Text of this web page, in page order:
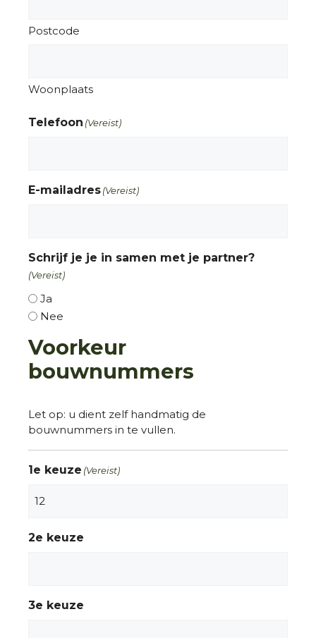
Postcode
Woonplaats
Telefoon (Vereist)
E-mailadres(Vereist)
Schrijf je je in samen met je partner?
(Vereist)
Ja
Nee
Voorkeur
bouwnummers
Let op: u dient zelf handmatig de
bouwnummers in te vullen.
1e keuze (Vereist)
2e keuze
3e keuze